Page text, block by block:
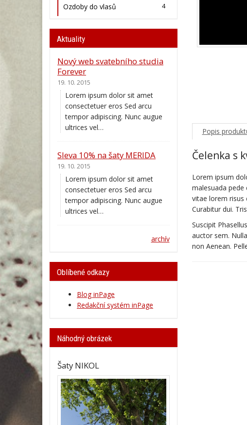
Popis
Čelenka s
Lorem ipsum
malesuada
vitae lorem risus
Curabitur dui.
Suscipit
auctor sem.
non Aenean.
Ozdoby do vlasů 4
Aktuality
Nový web svatebního studia
Forever
19. 10. 2015
Lorem ipsum dolor sit amet
consectetuer eros Sed arcu
tempor adipiscing. Nunc augue
ultrices vel…
Sleva 10% na šaty MERIDA
19. 10. 2015
Lorem ipsum dolor sit amet
consectetuer eros Sed arcu
tempor adipiscing. Nunc augue
ultrices vel…
archív
Oblíbené odkazy
Blog inPage
Redakční systém inPage
Náhodný obrázek
Šaty NIKOL